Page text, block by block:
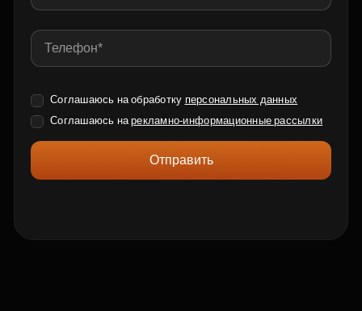
Соглашаюсь на обработку персональных данных
Соглашаюсь нарекламно-информационные рассылки
Отправить